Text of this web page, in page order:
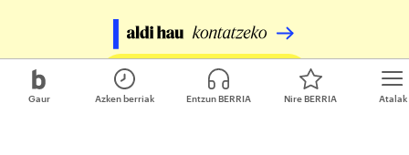
Gaur Atalak
Azken berriak Entzun BERRIA Nire BERRIA
Egin zure ekarpena